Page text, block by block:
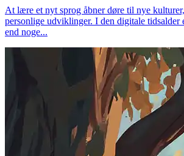
At lære et nyt sprog åbner døre til nye
personlige udviklinger. I den digitale tidsalder
end noge...